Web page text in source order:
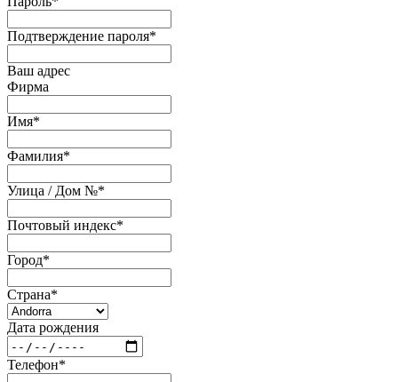
Подтверждение пароля*
Ваш адрес
Фирма
Имя*
Фамилия*
Улица / Дом №*
Почтовый индекс*
Город*
Страна*
Дата рождения
Телефон*